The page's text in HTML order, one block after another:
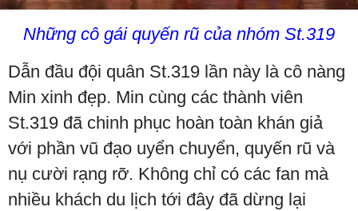
Những cô gái quyến rũ của nhóm St.319
Dẫn đầu đội quân St.319 lần này là cô nàng
Min xinh đẹp. Min cùng các thành viên
St.319 đã chinh phục hoàn toàn khán giả
với phần vũ đạo uyển chuyển, quyến rũ và
nụ cười rạng rỡ. Không chỉ có các fan mà
nhiều khách du lịch tới đây đã dừng lại